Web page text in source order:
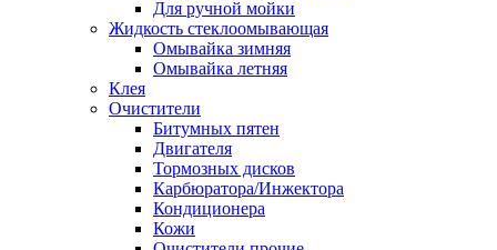
Для ручной мойки
Жидкость стеклоомывающая
Омывайка зимняя
Омывайка летняя
Клея
Очистители
Битумных пятен
Двигателя
Тормозных дисков
Карбюратора/Инжектора
Кондиционера
Кожи